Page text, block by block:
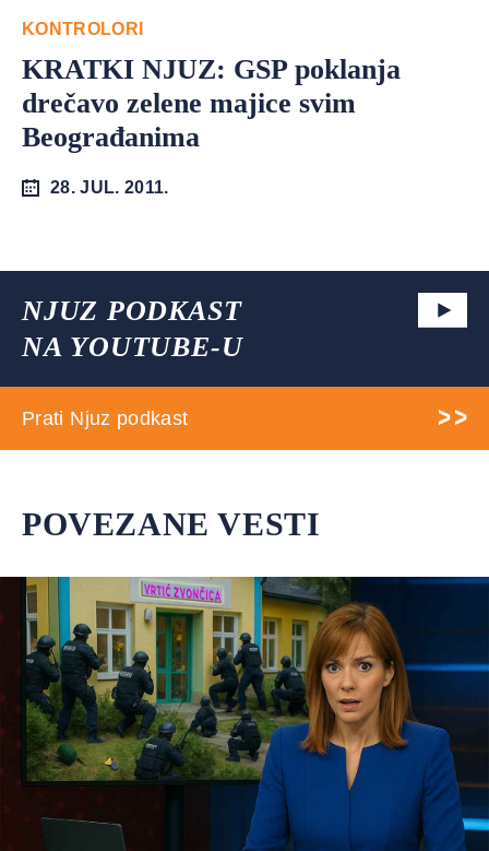
KONTROLORI
KRATKI NJUZ: GSP poklanja
drečavo zelene majice svim
Beograđanima
28. JUL. 2011.
NJUZ PODKAST
NA YOUTUBE-U
Prati Njuz podkast
POVEZANE VESTI